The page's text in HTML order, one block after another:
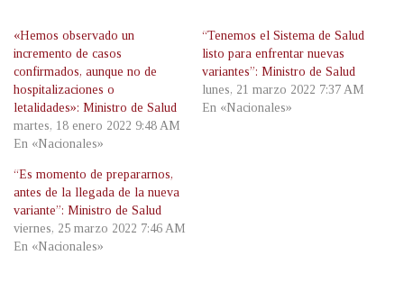
«Hemos observado un
incremento de casos
confirmados, aunque no de
hospitalizaciones o
letalidades»: Ministro de Salud
martes, 18 enero 2022 9:48 AM
En «Nacionales»
“Tenemos el Sistema de Salud
listo para enfrentar nuevas
variantes”: Ministro de Salud
lunes, 21 marzo 2022 7:37 AM
En «Nacionales»
“Es momento de prepararnos,
antes de la llegada de la nueva
variante”: Ministro de Salud
viernes, 25 marzo 2022 7:46 AM
En «Nacionales»